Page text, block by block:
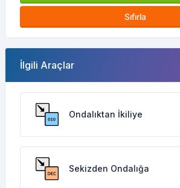
Sıfırla
İlgili Araçlar
Ondalıktan İkiliye
Sekizden Ondalığa